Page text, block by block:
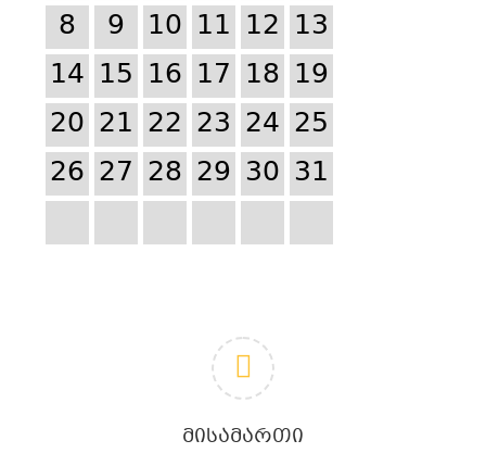
8
9 10 11 12 13
14 15 16 17 18 19
20 21 22 23 24 25
26 27 28 29 30 31
ᲛᲘᲡᲐᲛᲐᲠᲗᲘ